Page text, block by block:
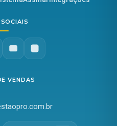
VENDAS